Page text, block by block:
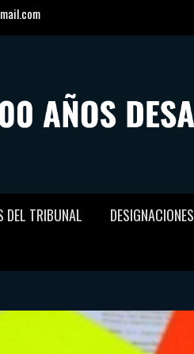
DEL TRIBUNAL DESIGNACIONES